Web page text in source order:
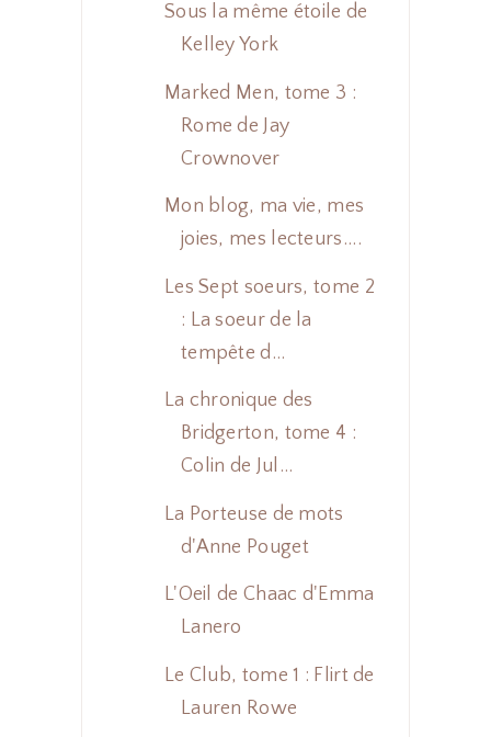
Sous la même étoile de
Kelley York
Marked Men, tome 3 :
Rome de Jay
Crownover
Mon blog, ma vie, mes
joies, mes lecteurs....
Les Sept soeurs, tome 2
: La soeur de la
tempête d...
La chronique des
Bridgerton, tome 4 :
Colin de Jul...
La Porteuse de mots
d'Anne Pouget
L'Oeil de Chaac d'Emma
Lanero
Le Club, tome 1 : Flirt de
Lauren Rowe